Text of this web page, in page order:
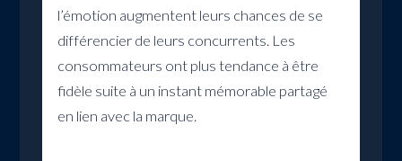
l’émotion augmentent leurs chances de se
différencier de leurs concurrents. Les
consommateurs ont plus tendance à être
fidèle suite à un instant mémorable partagé
en lien avec la marque.